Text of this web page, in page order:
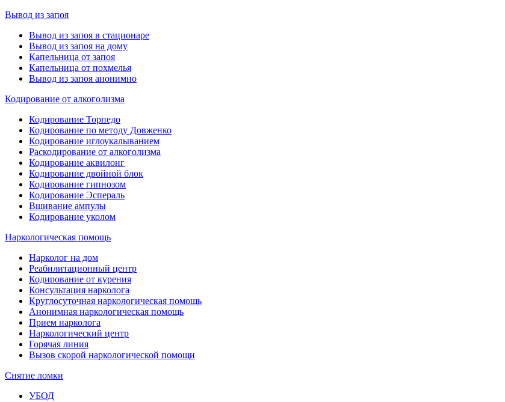
Вывод из запоя
Вывод из запоя в стационаре
Вывод из запоя на дому
Капельница от запоя
Капельница от похмелья
Вывод из запоя анонимно
Кодирование от алкоголизма
Кодирование Торпедо
Кодирование по методу Довженко
Кодирование иглоукалыванием
Раскодирование от алкоголизма
Кодирование аквилонг
Кодирование двойной блок
Кодирование гипнозом
Кодирование Эспераль
Вшивание ампулы
Кодирование уколом
Наркологическая помощь
Нарколог на дом
Реабилитационный центр
Кодирование от курения
Консультация нарколога
Круглосуточная наркологическая помощь
Анонимная наркологическая помощь
Прием нарколога
Наркологический центр
Горячая линия
Вызов скорой наркологической помощи
Снятие ломки
УБОД